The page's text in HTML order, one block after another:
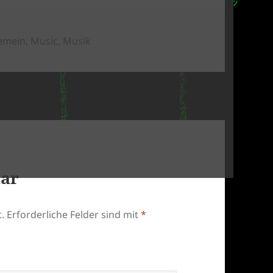
Erforderliche Felder sind mit*